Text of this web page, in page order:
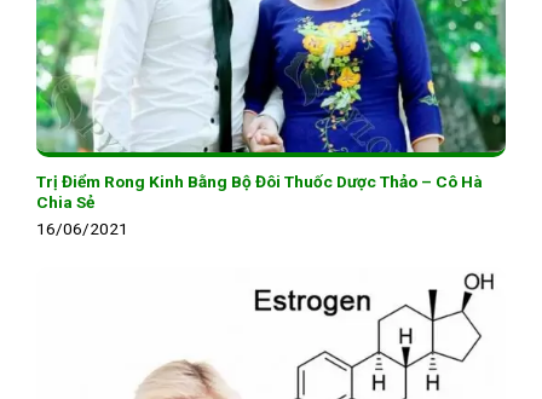
Trị Điểm Rong Kinh Bằng Bộ Đôi Thuốc Dược Thảo – Cô Hà
Chia Sẻ
16/06/2021